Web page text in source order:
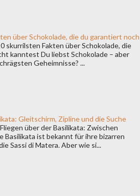
etwas für Liebhaber, Sammler
Qualität ist. Die Traube?
der in Spanien quasi...
über Schokolade, die du garantiert noch
skurrilsten Fakten über Schokolade, die
kanntest Du liebst Schokolade – aber
Geheimnisse? ...
Gleitschirm, Zipline und die Suche
Fliegen über der Basilikata: Zwischen
Basilikata ist bekannt für ihre bizarren
Sassi di Matera. Aber wie si...